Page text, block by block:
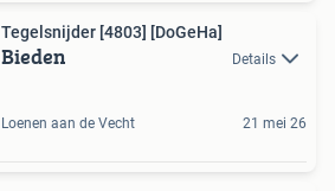
Tegelsnijder [4803] [DoGeHa]
Bieden Details
Loenen aan de Vecht 21 mei 26